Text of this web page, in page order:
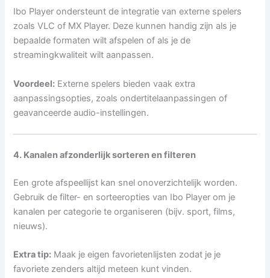
Ibo Player ondersteunt de integratie van externe spelers
zoals VLC of MX Player. Deze kunnen handig zijn als je
bepaalde formaten wilt afspelen of als je de
streamingkwaliteit wilt aanpassen.
Voordeel: Externe spelers bieden vaak extra
aanpassingsopties, zoals ondertitelaanpassingen of
geavanceerde audio-instellingen.
4. Kanalen afzonderlijk sorteren en filteren
Een grote afspeellijst kan snel onoverzichtelijk worden.
Gebruik de filter- en sorteeropties van Ibo Player om je
kanalen per categorie te organiseren (bijv. sport, films,
nieuws).
Extra tip: Maak je eigen favorietenlijsten zodat je je
favoriete zenders altijd meteen kunt vinden.